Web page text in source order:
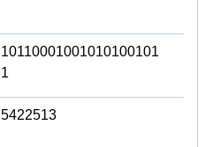
10110001001010100101
1
5422513